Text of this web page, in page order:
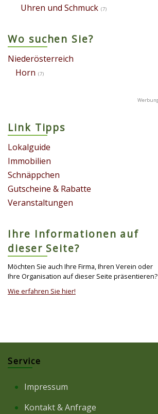
Uhren und Schmuck (7)
Wo suchen Sie?
Niederösterreich
Horn (7)
Link Tipps
Lokalguide
Immobilien
Schnäppchen
Gutscheine & Rabatte
Veranstaltungen
Ihre Informationen auf
dieser Seite?
Möchten Sie auch Ihre Firma, Ihren Verein oder
Ihre Organisation auf dieser Seite präsentieren?
Wie erfahren Sie hier!
Service
Impressum
Kontakt & Anfrage